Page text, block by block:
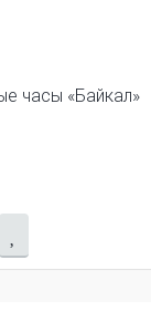
часы «Байкал»